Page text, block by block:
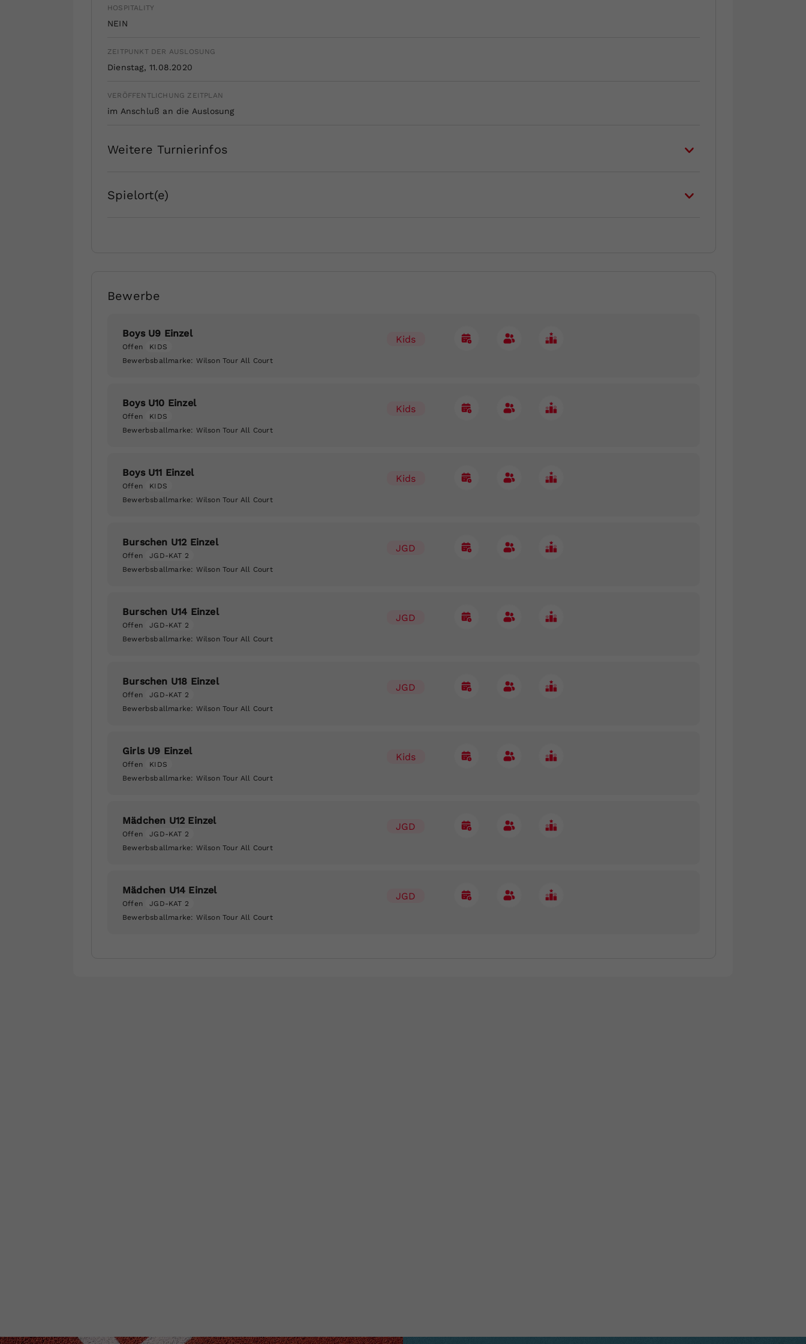
HOSPITALITY
NEIN
ZEITPUNKT DER AUSLOSUNG
Dienstag, 11.08.2020
VERÖFFENTLICHUNG ZEITPLAN
im Anschluß an die Auslosung
Weitere Turnierinfos
Spielort(e)
Bewerbe
Boys U9 Einzel
Offen KIDS
Kids
Bewerbsballmarke: Wilson Tour All Court
Boys U10 Einzel
Offen KIDS
Kids
Bewerbsballmarke: Wilson Tour All Court
Boys U11 Einzel
Offen KIDS
Kids
Bewerbsballmarke: Wilson Tour All Court
Burschen U12 Einzel
Offen JGD-KAT 2
JGD
Bewerbsballmarke: Wilson Tour All Court
Burschen U14 Einzel
Offen JGD-KAT 2
JGD
Bewerbsballmarke: Wilson Tour All Court
Burschen U18 Einzel
Offen JGD-KAT 2
JGD
Bewerbsballmarke: Wilson Tour All Court
Girls U9 Einzel
Offen KIDS
Kids
Bewerbsballmarke: Wilson Tour All Court
Mädchen U12 Einzel
Offen JGD-KAT 2
JGD
Bewerbsballmarke: Wilson Tour All Court
Mädchen U14 Einzel
Offen JGD-KAT 2
JGD
Bewerbsballmarke: Wilson Tour All Court